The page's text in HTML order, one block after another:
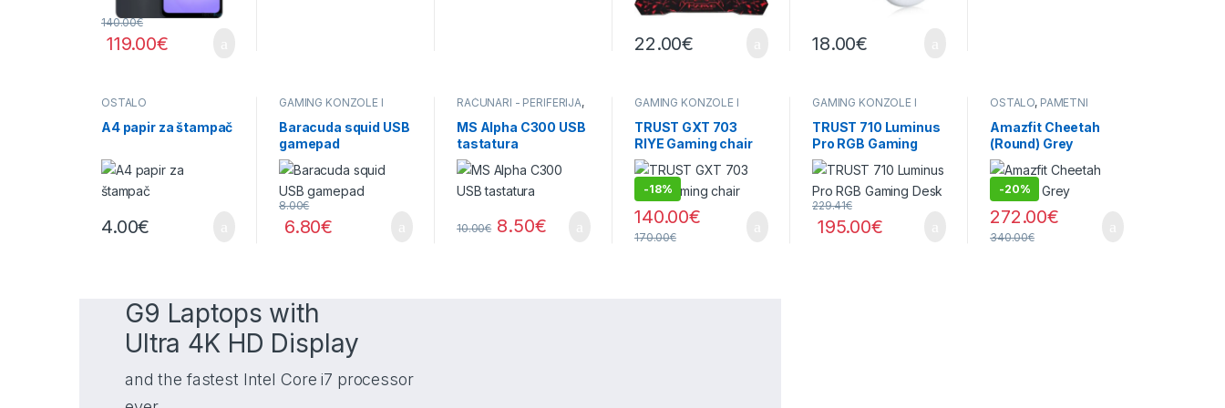
140.00€
119.00€ 22.00€ 18.00€
OSTALO
A4 papir za štampač
4.00€
GAMING KONZOLE I
Baracuda squid USB
gamepad
8.00€
6.80€
RAČUNARI - PERIFERIJA,
MS Alpha C300 USB
tastatura
10.00€ 8.50€
GAMING KONZOLE I
TRUST GXT 703
RIYE Gaming chair
-18%
140.00€
170.00€
GAMING KONZOLE I
TRUST 710 Luminus
Pro RGB Gaming
Desk
229.41€
195.00€
OSTALO, PAMETNI
Amazfit Cheetah
(Round) Grey
-20%
272.00€
340.00€
G9 Laptops with
Ultra 4K HD Display
and the fastest Intel Core i7 processor